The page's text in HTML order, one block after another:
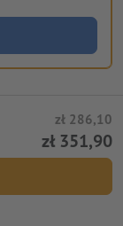
zł 286,10
zł 351,90